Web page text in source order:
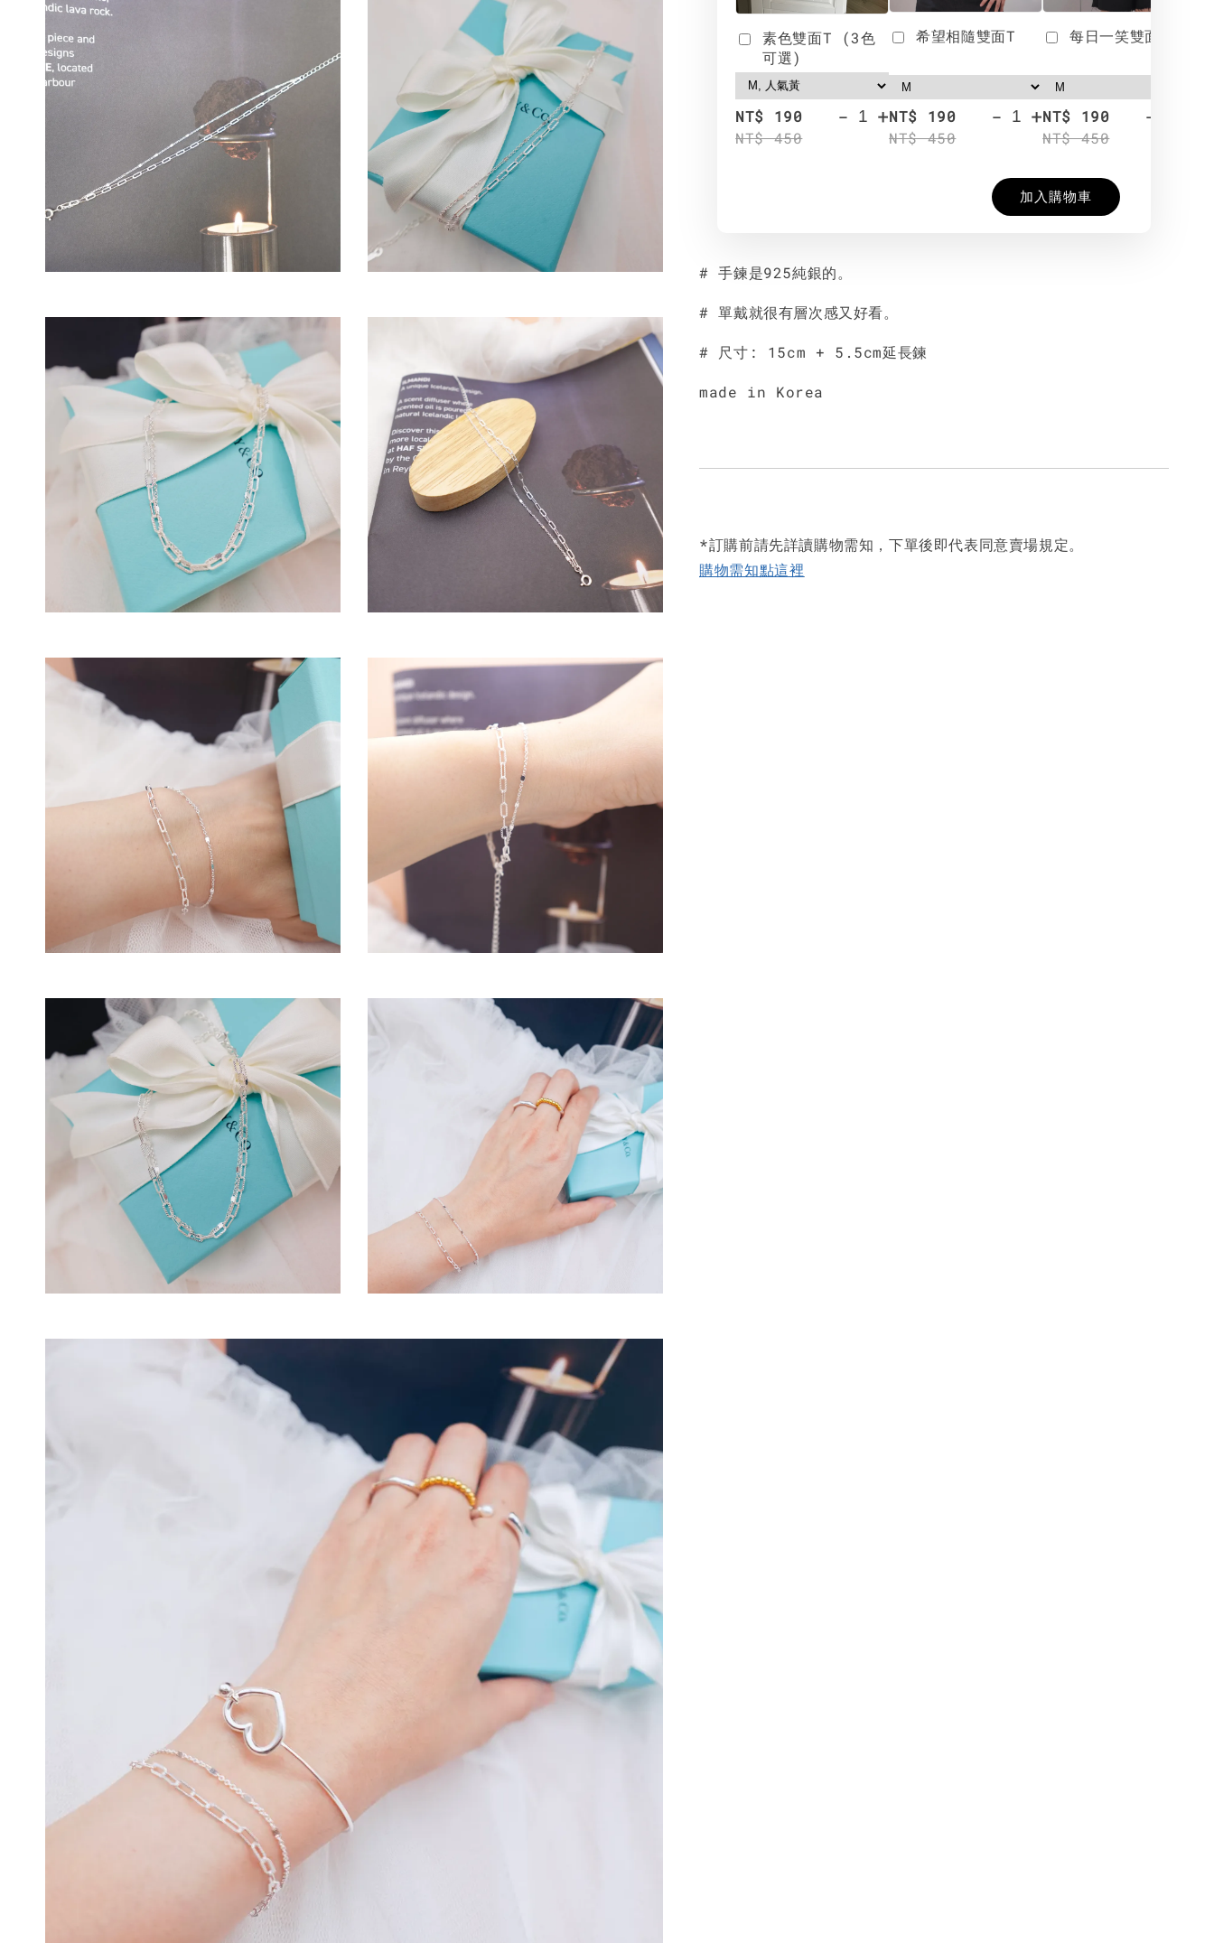
素色雙面T (3色
可選)
NT$ 190
NT$ 450
- +
希望相隨雙面T
NT$ 190
NT$ 450
- +
每日一笑雙面T
NT$ 190
NT$ 450
-
加入購物車
# 手鍊是925純銀的。
# 單戴就很有層次感又好看。
# 尺寸: 15cm + 5.5cm延長鍊
made in Korea
*訂購前請先詳讀購物需知，下單後即代表同意賣場規定。
購物需知點這裡